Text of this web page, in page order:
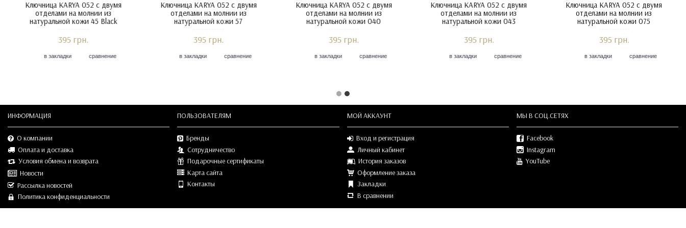
Ключница KARYA 052 с двумя
отделами на молнии из
натуральной кожи 073 Black Lack
395 грн.
в закладки сравнение
Ключница KARYA 052 с двумя
отделами на молнии из
натуральной кожи 08 RED
375 грн.
в закладки сравнение
Ключница KARYA 052 с двумя
отделами на молнии из
натуральной кожи 45 Black
395 грн.
в закладки сравнение
Ключница KARYA 052 с двумя
отделами на молнии из
натуральной кожи 57
395 грн.
в закладки сравнение
Ключница KARYA 052 с двумя
отделами на молнии из
натуральной кожи 040
395 грн.
в закладки сравнение
ИНФОРМАЦИЯ
О компании
Оплата и доставка
Условия обмена и возврата
Новости
Рассылка новостей
Политика конфиденциальности
ПОЛЬЗОВАТЕЛЯМ
Бренды
Сотрудничество
Подарочные сертификаты
Карта сайта
Контакты
МОЙ АККАУНТ
Вход и регистрация
Личный кабинет
История заказов
Оформление заказа
Закладки
В сравнении
МЫ В СOЦ.СЕТЯХ
Facebook
Instagram
YouTube